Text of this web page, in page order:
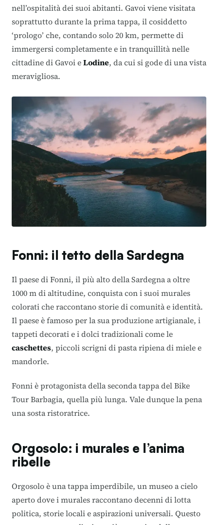
nell’ospitalità dei suoi abitanti. Gavoi viene visitata
soprattutto durante la prima tappa, il cosiddetto
‘prologo’ che, contando solo 20 km, permette di
immergersi completamente e in tranquillità nelle
cittadine di Gavoi eLodine, da cui si gode di una vista
meravigliosa.
Fonni: il tetto della Sardegna
Il paese di Fonni, il più alto della Sardegna a oltre
1000 m di altitudine, conquista con i suoi murales
colorati che raccontano storie di comunità e identità.
Il paese è famoso per la sua produzione artigianale, i
tappeti decorati e i dolci tradizionali come le
caschettes, piccoli scrigni di pasta ripiena di miele e
mandorle.
Fonni è protagonista della seconda tappa del Bike
Tour Barbagia, quella più lunga. Vale dunque la pena
una sosta ristoratrice.
Orgosolo: i murales e l’anima
ribelle
Orgosolo è una tappa imperdibile, un museo a cielo
aperto dove i murales raccontano decenni di lotta
politica, storie locali e aspirazioni universali. Questo